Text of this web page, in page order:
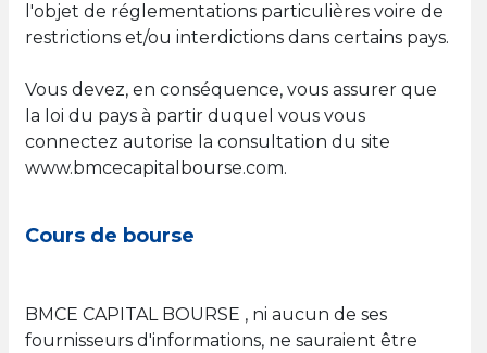
l'objet de réglementations particulières voire de
restrictions et/ou interdictions dans certains pays.
Vous devez, en conséquence, vous assurer que
la loi du pays à partir duquel vous vous
connectez autorise la consultation du site
www.bmcecapitalbourse.com.
Cours de bourse
BMCE CAPITAL BOURSE , ni aucun de ses
fournisseurs d'informations, ne sauraient être